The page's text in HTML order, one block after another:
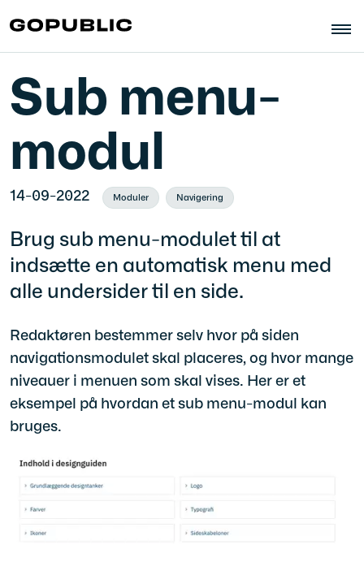
Sub menu-
modul
14-09-2022 Moduler Navigering
Brug sub menu-modulet til at
indsætte en automatisk menu med
alle undersider til en side.
Redaktøren bestemmer selv hvor på siden
navigationsmodulet skal placeres, og hvor mange
niveauer i menuen som skal vises. Her er et
eksempel på hvordan et sub menu-modul kan
bruges.